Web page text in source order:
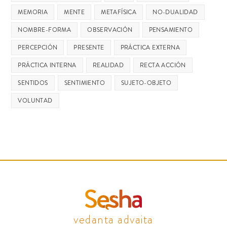
MEMORIA
MENTE METAFÍSICA
NO-DUALIDAD
NOMBRE-FORMA
OBSERVACIÓN
PENSAMIENTO
PERCEPCIÓN
PRESENTE
PRÁCTICA EXTERNA
PRÁCTICA INTERNA
REALIDAD
RECTA ACCIÓN
SENTIDOS
SENTIMIENTO
SUJETO-OBJETO
VOLUNTAD
vedanta advaita